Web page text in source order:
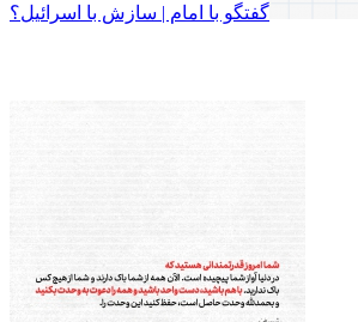
گفتگو با امام | سازش با اسرائیل؟